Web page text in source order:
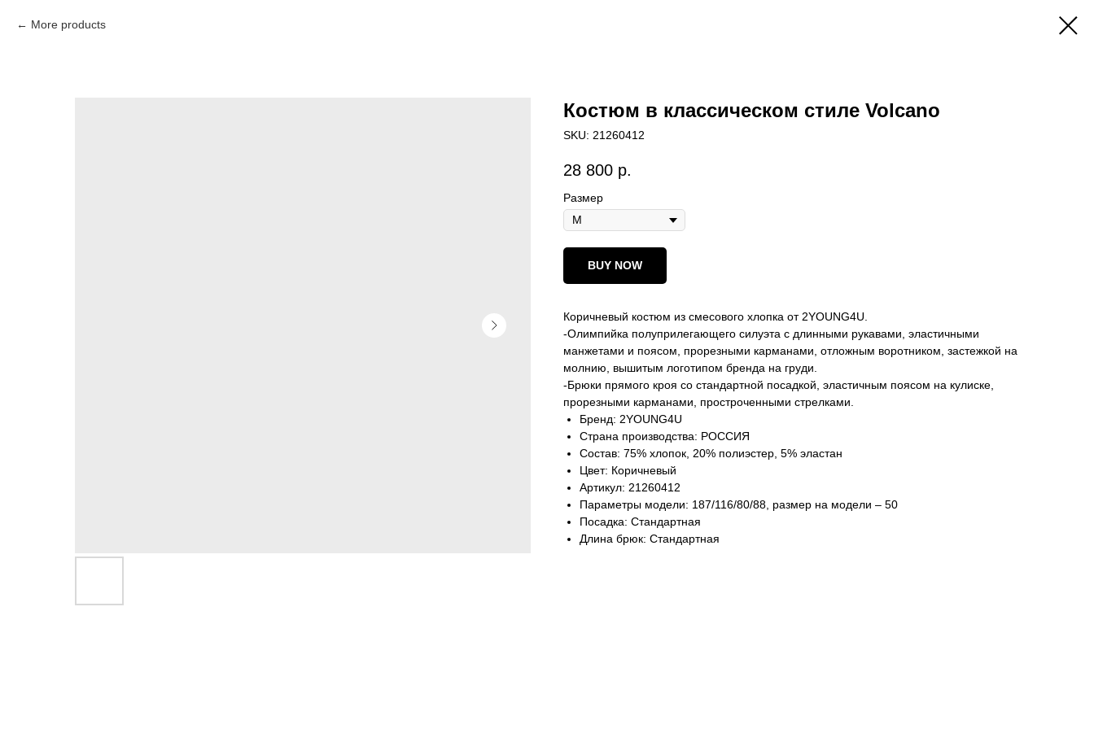
More products
Костюм в классическом стиле Volcano
SKU: 21260412
28 800 р.
Размер
BUY NOW
Коричневый костюм из смесового хлопка от 2YOUNG4U.
-Олимпийка полуприлегающего силуэта с длинными рукавами, эластичными
манжетами и поясом, прорезными карманами, отложным воротником, застежкой на
молнию, вышитым логотипом бренда на груди.
-Брюки прямого кроя со стандартной посадкой, эластичным поясом на кулиске,
прорезными карманами, простроченными стрелками.
Бренд: 2YOUNG4U
Страна производства: РОССИЯ
Состав: 75% хлопок, 20% полиэстер, 5% эластан
Цвет: Коричневый
Артикул: 21260412
Параметры модели: 187/116/80/88, размер на модели – 50
Посадка: Стандартная
Длина брюк: Стандартная